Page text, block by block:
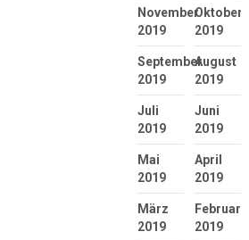
November
2019
Oktober
2019
September
2019
August
2019
Juli
2019
Juni
2019
Mai
2019
April
2019
März
2019
Februar
2019